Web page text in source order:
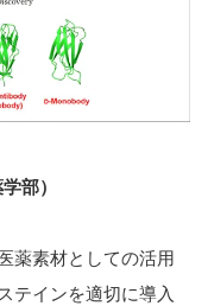
部）
薬素材としての活用
テインを適切に導入